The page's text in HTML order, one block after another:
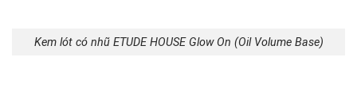
Kem lót có nhũ ETUDE HOUSE Glow On (Oil Volume Base)